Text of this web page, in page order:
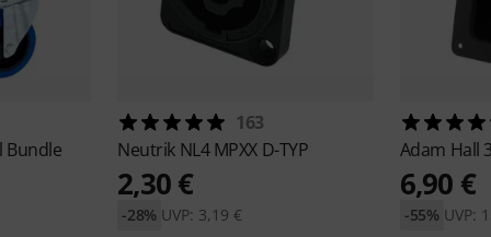
Bundle
163
Neutrik NL4 MPXX D-TYP
2,30 €
UVP: 3,19 €
-28%
Adam Hall
6,90 €
UVP:
-55%